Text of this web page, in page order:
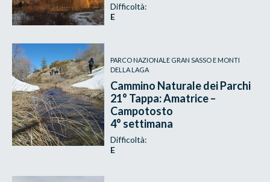
Difficoltà:
E
PARCO NAZIONALE GRAN SASSO E MONTI
DELLA LAGA
Cammino Naturale dei Parchi
21° Tappa: Amatrice –
Campotosto
4° settimana
Difficoltà:
E